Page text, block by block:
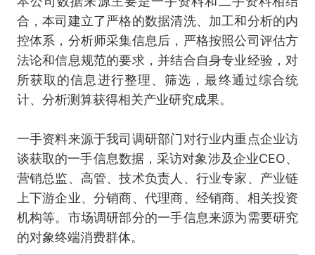
合，本司建立了严格的数据清洗、加工和分析的内
控体系，分析师采集信息后，严格按照公司评估方
法论和信息规范的要求，并结合自身专业经验，对
所获取的信息进行整理、筛选，最终通过综合统
计、分析测算获得相关产业研究成果。
一手资料来源于我司调研部门对行业内重点企业访
谈获取的一手信息数据，采访对象涉及企业CEO、
营销总监、高管、技术负责人、行业专家、产业链
上下游企业、分销商、代理商、经销商、相关投资
机构等。市场调研部分的一手信息来源为需要研究
的对象终端消费群体。